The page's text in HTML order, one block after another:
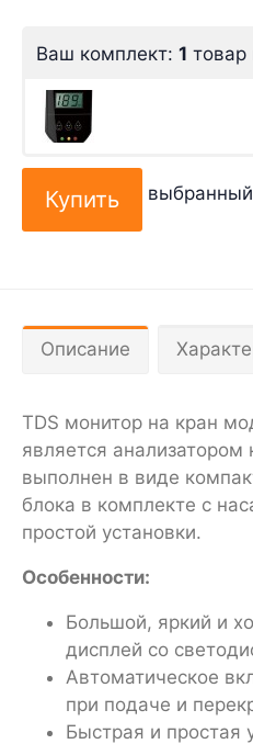
Ваш комплект: 1 товар
Описание
TDS монитор на кран
является анализатором
выполнен в виде
блока в комплекте с
простой установки.
Особенности:
Большой, яркий и
дисплей со
Автоматическое
при подаче и
Быстрая и простая